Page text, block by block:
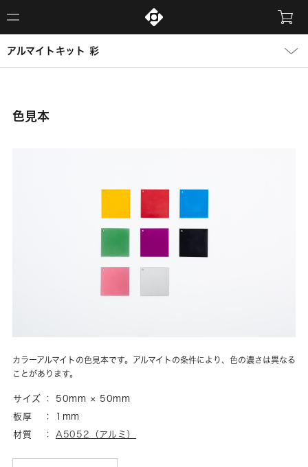
アルマイトキット 彩
色見本
カラーアルマイトの色見本です。アルマイトの条件により、色の濃さは異なる
ことがあります。
サイズ
50mm × 50mm
板厚
1mm
材質
A5052（アルミ）